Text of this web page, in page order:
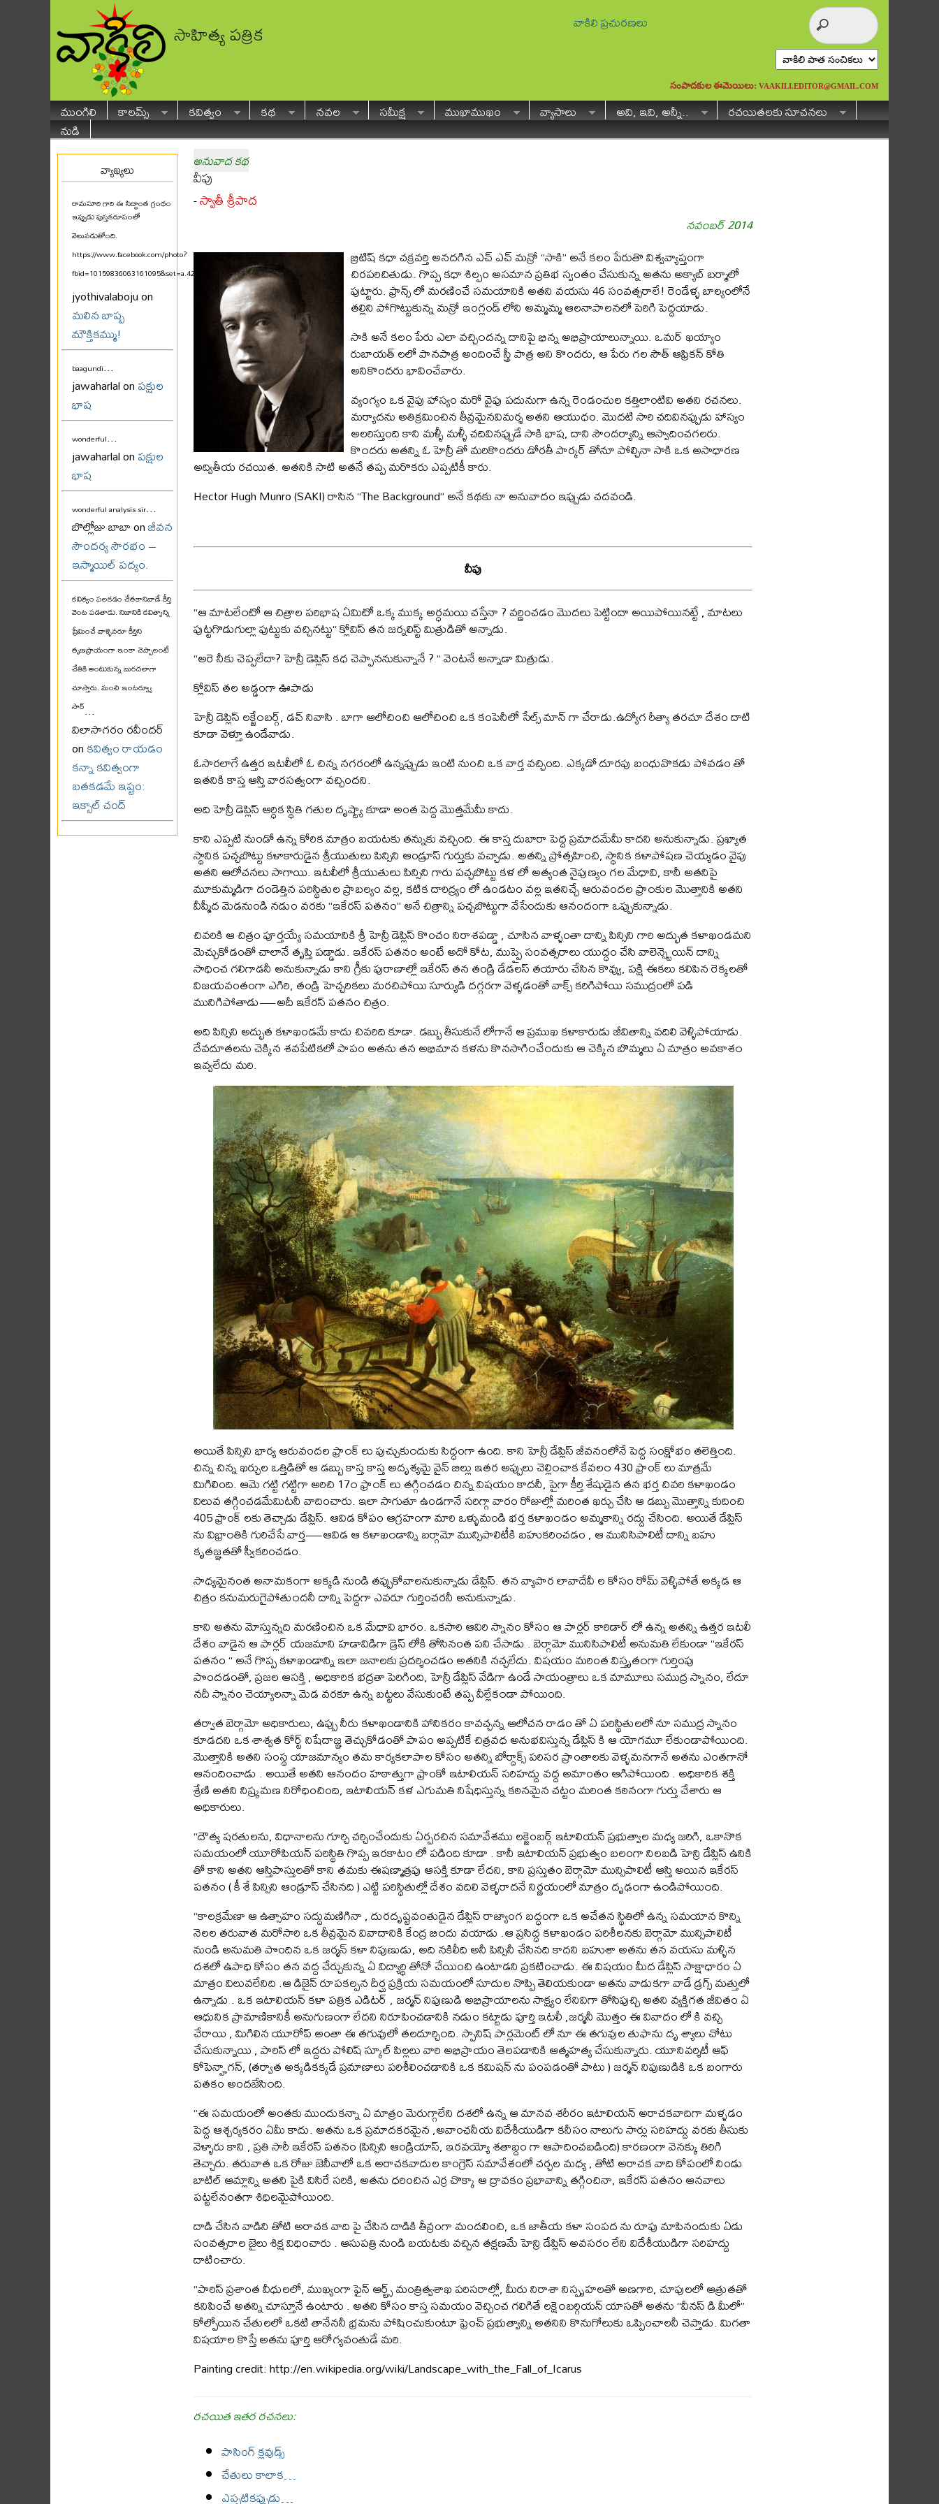
సాహిత్య పత్రిక వాకిలి ప్రచురణలు
సంపాదకుల ఈమెయిలు: VAAKILI.EDITOR@GMAIL.COM
ముంగిలి కాలమ్స్ కవిత్వం కథ నవల సమీక్ష ముఖాముఖం వ్యాసాలు అవి, ఇవి, అన్నీ..
రచయితలకు సూచనలు
నుడి
వ్యాఖ్యలు
రామసూరి గారి ఈ సిద్ధాంత గ్రంథం
ఇప్పుడు పుస్తకరూపంలో
వెలువడుతోంది.
https://www.facebook.com/photo?
fbid=10159836063161095&set=a.425580711094...
jyothivalaboju on
మలిన బాష్ప
మౌక్తికమ్ము!
baagundi...
jawaharlal onపక్షుల
భాష
wonderful...
jawaharlal onపక్షుల
భాష
wonderful analysis sir...
బొల్లోజు బాబా onజీవన
సౌందర్య సౌరభం –
ఇస్మాయిల్ పద్యం.
కవిత్వం పలకడం చేతకానివాడే కీర్తి
వెంట పడతాడు. నిజానికి కవిత్వాన్ని
ప్రేమించే వాళ్ళెవరూ కీర్తిని
తృణప్రాయంగా ఇంకా చెప్పాలంటే
చేతికి అంటుకున్న బురదలాగా
చూస్తారు. మంచి ఇంటర్వ్యూ
సార్...
విలాసాగరం రవీందర్
onకవిత్వం రాయడం
కన్నా కవిత్వంగా
బతకడమే ఇష్టం:
ఇక్బాల్ చంద్
అనువాద కథ
వీపు
-స్వాతీ శ్రీపాద
నవంబర్ 2014
బ్రిటిష్ కధా చక్రవర్తి అనదగిన ఎచ్ ఎచ్ మన్రో “సాకి” అనే కలం పేరుతొ విశ్వవ్యాప్తంగా
చిరపరిచితుడు. గొప్ప కధా శిల్పం అసమాన ప్రతిభ స్వంతం చేసుకున్న అతను అక్యాబ్ బర్మాలో
పుట్టారు. ఫ్రాన్స్ లో మరణించే సమయానికి అతని వయసు 46 సంవత్సరాలే! రెండేళ్ళ బాల్యంలోనే
తల్లిని పోగొట్టుకున్న మన్రో ఇంగ్లండ్ లోని అమ్మమ్మ ఆలనాపాలనలో పెరిగి పెద్దయాడు.
సాకి అనే కలం పేరు ఎలా వచ్చి౦దన్న దానిపై భిన్న అభిప్రాయాలున్నాయి. ఒమర్ ఖయ్యాం
రుబాయత్ లలో పానపాత్ర అందించే స్త్రీ పాత్ర అని కొందరు, ఆ పేరు గల సౌత్ ఆఫ్రికన్ కోతి
అనికొందరు భావించేవారు.
వ్యంగ్యం ఒక వైపు హాస్యం మరో వైపు పదునుగా ఉన్న రెండంచుల కత్తిలాంటివి అతని రచనలు.
మర్యాదను అతిక్రమించిన తీవ్రమైనవిమర్శ అతని ఆయుధం. మొదటి సారి చదివినప్పుడు హాస్యం
అలరిస్తుంది కాని మళ్ళీ మళ్ళీ చదివినప్పుడే సాకి భాష, దాని సౌందర్యాన్ని ఆస్వాదించగలరు.
కొ౦దరు అతన్ని ఓ హెన్రీ తో మరికొందరు డోరతీ పార్కర్ తోనూ పోల్చినా సాకి ఒక అసాధారణ
అద్వితీయ రచయిత. అతనికి సాటి అతనే తప్ప మరొకరు ఎప్పటికీ కారు.
Hector Hugh Munro (SAKI) రాసిన “The Background” అనే కథకు నా అనువాదం ఇప్పుడు చదవండి.
వీపు
“ఆ మాటలే౦టో ఆ చిత్రాల పరిభాష ఏమిటో ఒక్క ముక్క అర్ధమయి చస్తేనా ? వర్ణించడం మొదలు పెట్టిందా అయిపోయినట్టే , మాటలు
పుట్టగొడుగుల్లా పుట్టుకు వచ్చినట్టు“ క్లోవిస్ తన జర్నలిస్ట్ మిత్రుడితో అన్నాడు.
“అరె నీకు చెప్పలేదా? హెన్రీ డెప్లిస్ కధ చెప్పాననుకున్నానే ? “ వెంటనే అన్నాడా మిత్రుడు.
క్లోవిస్ తల అడ్డంగా ఊపాడు
హెన్రీ డెప్లిస్ లక్జే౦బర్గ్, డచ్ నివాసి . బాగా ఆలోచించి ఆలోచించి ఒక కంపెనీలో సేల్స్ మాన్ గా చేరాడు.ఉద్యోగ రీత్యా తరచూ దేశం దాటి
కూడా వెళ్తూ ఉండేవాడు.
ఓసారలాగే ఉత్తర ఇటలీలో ఓ చిన్న నగరంలో ఉన్నప్పుడు ఇంటి నుంచి ఒక వార్త వచ్చింది. ఎక్కడో దూరపు బంధువొకడు పోవడం తో
ఇతనికి కాస్త ఆస్తి వారసత్వంగా వచ్చిందని.
అది హెన్రీ డెప్లిస్ ఆర్ధిక స్థితి గతుల దృష్ట్యా కూడా అంత పెద్ద మొత్తమేమీ కాదు.
కాని ఎప్పటి నుండో ఉన్న కోరిక మాత్రం బయటకు తన్నుకు వచ్చింది. ఈ కాస్త దుబారా పెద్ద ప్రమాదమేమీ కాదని అనుకున్నాడు. ప్రఖ్యాత
స్థానిక పచ్చబొట్టు కళాకారుడైన శ్రీయుతులు పిన్సిని ఆండ్రూస్ గుర్తుకు వచ్చాడు. అతన్ని ప్రోత్సహించి, స్థానిక కళాపోషణ చెయ్యడం వైపు
అతని ఆలోచనలు సాగాయి. ఇటలీలో శ్రీయుతులు పిన్సిని గారు పచ్చబొట్టు కళ లో అత్యంత నైపుణ్యం గల మేధావి, కానీ అతనిపై
మూకుమ్మడిగా దండెత్తిన పరిస్థితుల ప్రాబల్యం వల్ల, కటిక దారిద్ర్యం లో ఉండటం వల్ల ఇతనిచ్చే ఆరువందల ఫ్రా౦కుల మొత్తానికి అతని
వీప్మీద మెడనుండి నడుం వరకు “ఇకేరస్ పతనం” అనే చిత్రాన్ని పచ్చబొట్టుగా వేసేందుకు ఆనందంగా ఒప్పుకున్నాడు.
చివరికి ఆ చిత్రం పూర్తయ్యే సమయానికి శ్రీ హెన్రీ డెప్లిస్ కొంచం నిరాశపడ్డా , చూసిన వాళ్ళంతా దాన్ని పిన్సిని గారి అద్భుత కళాఖండమని
మెచ్చుకోడంతో చాలానే తృప్తి పడ్డాడు. ఇకేరస్ పతనం అంటే అదో కోట, ముప్పై సంవత్సరాలు యుద్ధం చేసి వాలెన్స్టెయిన్ దాన్ని
సాధి౦చ గలిగాడనీ అనుకున్నాడు కాని గ్రీకు పురాణాల్లో ఇకేరస్ తన తండ్రి డేడలస్ తయారు చేసిన కొవ్వు, పక్షి ఈకలు కలిపిన రెక్కలతో
విజయవంతంగా ఎగిరి, తండ్రి హెచ్చరికలు మరచిపోయి సూర్యుడి దగ్గరగా వెళ్ళడంతో వాక్స్ కరిగిపోయి సముద్రంలో పడి
మునిగిపోతాడు—అదీ ఇకేరస్ పతనం చిత్రం.
అది పిన్సిని అద్భుత కళాఖండమే కాదు చివరిది కూడా. డబ్బు తీసుకునే లోగానే ఆ ప్రముఖ కళాకారుడు జీవితాన్ని వదిలి వెళ్ళిపోయాడు.
దేవదూతలను చెక్కిన శవపేటికలో పాపం అతను తన అభిమాన కళను కొనసాగి౦చే౦దుకు ఆ చెక్కిన బొమ్మలు ఏ మాత్రం అవకాశ౦
ఇవ్వలేదు మరి.
అయితే పిన్సిని భార్య ఆరువందల ఫ్రా౦క్ లు పుచ్చుకు౦దుకు సిద్ధంగా ఉంది. కాని హెన్రీ డేప్లిస్ జీవనంలోనే పెద్ద సంక్షోభం తలెత్తి౦ది.
చిన్న చిన్న ఖర్చుల ఒత్తిడితో ఆ డబ్బు కాస్త కాస్త అదృశ్యమై వైన్ బిల్లు ఇతర అప్పులు చెల్లి౦చాక కేవల౦ 430 ఫ్రాంక్ లు మాత్రమే
మిగిలింది. ఆమె గట్టి గట్టిగా అరిచి 17౦ ఫ్రా౦క్ లు తగ్గి౦చడ౦ చిన్న విషయం కాదనీ, పైగా కీర్తి శేషుడైన తన భర్త చివరి కళాఖండం
విలువ తగ్గించడమేమిటనీ వాదించారు. ఇలా సాగుతూ ఉండగానే సరిగ్గా వారం రోజుల్లో మరింత ఖర్చు చేసి ఆ డబ్బు మొత్తాన్ని కుదించి
405 ఫ్రాంక్ లకు తెచ్చాడు డేప్లిస్. ఆవిడ కోపం ఆగ్రహంగా మారి ఒళ్ళుమండి భర్త కళాఖ౦డ౦ అమ్మకాన్ని రద్దు చేసి౦ది. అయితే డేప్లిస్
ను విభ్రా౦తికి గురిచేసే వార్త—ఆవిడ ఆ కళాఖ౦డాన్ని బర్గామో మున్సిపాలిటీకి బహుకరించడం , ఆ మునిసిపాలిటీ దాన్ని బహు
కృతజ్ఞతతో స్వీకరించడం.
సాధ్యమైనంత అనామకంగా అక్కడి నుండి తప్పుకోవాలనుకున్నాడు డేప్లిస్. తన వ్యాపార లావాదేవీ ల కోసం రోమ్ వెళ్ళిపోతే అక్కడ ఆ
చిత్రం కనుమరుగైపోతు౦దనీ దాన్ని పెద్దగా ఎవరూ గుర్తించరనీ అనుకున్నాడు.
కాని అతను మోస్తున్నది మరణించిన ఒక మేధావి భారం. ఒకసారి ఆవిరి స్నానం కోసం ఆ పార్లర్ కారిడార్ లో ఉన్న అతన్ని ఉత్తర ఇటలీ
దేశం వాడైన ఆ పార్లర్ యజమాని హడావిడిగా డ్రెస్ లోకి తోసినంత పని చేసాడు . బెర్గామో మునిసిపాలిటీ అనుమతి లేకుండా “ఇకేరస్
పతనం “ అనే గొప్ప కళాఖండాన్ని ఇలా జనాలకు ప్రదర్శించడం అతనికి నచ్చలేదు. విషయం మరింత విస్తృత౦గా గుర్తింపు
పొందడంతో, ప్రజల ఆసక్తి , అధికారిక భద్రతా పెరిగింది, హెన్రీ డేప్లిస్ వేడిగా ఉండే సాయంత్రాలు ఒక మామూలు సముద్ర స్నానం, లేదూ
నదీ స్నానం చెయ్యాలన్నా మెడ వరకూ ఉన్న బట్టలు వేసుకుంటే తప్ప వీల్లేక౦డా పోయింది.
తర్వాత బెర్గామో అధికారులు, ఉప్పు నీరు కళాఖండానికి హానికరం కావచ్చన్న ఆలోచన రాడం తో ఏ పరిస్థితులలో నూ సముద్ర స్నానం
కూడదని ఒక శాశ్వత కోర్ట్ నిషేదాజ్ఞ తెచ్చుకోడంతో పాపం అప్పటికే చిత్రవధ అనుభవిస్తున్న డేప్లిస్ కి ఆ యోగమూ లేకు౦డాపోయి౦ది.
మొత్తానికి అతని సంస్థ యాజమాన్యం తమ కార్యకలాపాల కోసం అతన్ని బోర్దాక్స్ పరిసర ప్రాంతాలకు వెళ్ళమనగానే అతను ఎంతగానో
ఆనందించాడు . అయితే అతని ఆనందం హఠాత్తుగా ఫ్రాంకో ఇటాలియన్ సరిహద్దు వద్ద అమాంతం ఆగిపోయింది . అధికారిక శక్తి
శ్రేణి అతని నిష్క్రమణ నిరోధించింది, ఇటాలియన్ కళ ఎగుమతి నిషేధిస్తున్న కఠినమైన చట్టం మరింత కఠినంగా గుర్తు చేశారు ఆ
అధికారులు.
“దౌత్య షరతులను, విధానాలను గూర్చి చర్చించేందుకు ఏర్పరచిన సమావేశము లక్జెంబర్గ్ ఇటాలియన్ ప్రభుత్వాల మధ్య జరిగి, ఒకానొక
సమయంలో యూరోపియన్ పరిస్థితి గొప్ప ఇరకాటం లో పడింది కూడా . కానీ ఇటాలియన్ ప్రభుత్వం బలంగా నిలబడి హెన్రి డేప్లిస్ ఉనికి
తో కాని అతని ఆస్తిపాస్తులతో కాని తమకు ఈషణ్మాత్రపు ఆసక్తి కూడా లేదని, కాని ప్రస్తుతం బెర్గామో మున్సిపాలిటీ ఆస్తి అయిన ఇకేరస్
పతనం ( కీ శే పిన్సిని ఆండ్రూస్ చేసినది ) ఎట్టి పరిస్థితుల్లో దేశం వదిలి వెళ్ళరాదనే నిర్ణయంలో మాత్రం దృఢ౦గా ఉ౦డిపోయి౦ది.
“కాలక్రమేణా ఆ ఉత్సాహం సద్దుమణిగినా , దురదృష్టవ౦తుడైన డేప్లిస్ రాజ్యాంగ బద్ధంగా ఒక అచేతన స్థితిలో ఉన్న సమయాన కొన్ని
నెలల తరువాత మరోసారి ఒక తీవ్రమైన వివాదానికి కేంద్ర బి౦దు వయాడు .ఆ ప్రసిద్ధ కళాఖండ౦ పరిశీలనకు బెర్గామో మున్సిపాలిటీ
నుండి అనుమతి పొందిన ఒక జర్మన్ కళా నిపుణుడు, అది నకిలీది అనీ పిన్సినీ చేసినది కాదని బహుశా అతను తన వయసు మళ్ళిన
దశలో ఉపాధి కోసం తన వద్ద చేర్చుకున్న ఏ విద్యార్థి తోనో చేయించి ఉంటాడని ప్రకటించాడు. ఈ విషయం మీద డేప్లిస్ సాక్షాధారం ఏ
మాత్రం విలువలేనిది .ఆ డిజైన్ రూపకల్పన దీర్ఘ ప్రక్రియ సమయంలో సూదుల నొప్పి తెలియకుండా అతను వాడుకగా వాడే డ్రగ్స్ మత్తులో
ఉన్నాడు . ఒక ఇటాలియన్ కళా పత్రిక ఎడిటర్ , జర్మన్ నిపుణుడి అభిప్రాయాలను సాక్ష్యం లేనివిగా తోసిపుచ్చి అతని వ్యక్తిగత జీవితం ఏ
ఆధునిక ప్రామాణికానికీ అనుగుణంగా లేదని నిరూపించడానికి నడుం కట్టాడు పూర్తి ఇటలీ ,జర్మనీ మొత్తం ఈ వివాదం లో కి వచ్చి
చేరాయి , మిగిలిన యూరోప్ అంతా ఈ తగువులో తలదూర్చి౦ది. స్పానిష్ పార్లమెంట్ లో నూ ఈ తగువుల తుఫాను దృ శ్యాలు చోటు
చేసుకున్నాయి , పారిస్ లో ఇద్దరు పోలిష్ స్కూల్ పిల్లలు వారి అభిప్రాయం తెలపడానికి ఆత్మహత్య చేసుకున్నారు. యూనివర్శిటీ ఆఫ్
కోపెన్హాగన్, (తర్వాత అక్కడికక్కడే ప్రమాణాలు పరిశీలించడానికి ఒక కమిషన్ ను పంపడంతో పాటు ) జర్మన్ నిపుణుడికి ఒక బంగారు
పతకం అందజేసి౦ది.
“ఈ సమయంలో అంతకు ముందుకన్నా ఏ మాత్రం మెరుగ్గాలేని దశలో ఉన్న ఆ మానవ శరీరం ఇటాలియన్ అరాచకవాదిగా మళ్ళడం
పెద్ద ఆశ్చర్యకరం ఏమీ కాదు. అతను ఒక ప్రమాదకరమైన ,అవాంఛనీయ విదేశీయుడిగా కనీసం నాలుగు సార్లు సరిహద్దు వరకు తీసుకు
వెళ్ళారు కాని , ప్రతి సారీ ఇకేరస్ పతనం (పిన్సిని ఆండ్రియాస్, ఇరవయ్యో శతాబ్దం గా ఆపాదించబడింది) కారణంగా వెనక్కు తిరిగి
తెచ్చారు. తరువాత ఒక రోజు జెనీవాలో ఒక అరాచకవాదుల కాంగ్రెస్ సమావేశంలో చర్చల మధ్య , తోటి అరాచక వాది కోపంలో నిండు
బాటిల్ ఆమ్లాన్ని అతని పైకి విసిరే సరికి, అతను ధరించిన ఎర్ర చొక్కా ఆ ద్రావకం ప్రభావాన్ని తగ్గించినా, ఇకేరస్ పతనం ఆనవాలు
పట్టలేనంతగా శిధిలమైపోయింది.
దాడి చేసిన వాడిని తోటి అరాచక వాది పై చేసిన దాడికి తీవ్రంగా మందలించి, ఒక జాతీయ కళా సంపద ను రూపు మాపినందుకు ఏడు
సంవత్సరాల జైలు శిక్ష విధించారు . ఆసుపత్రి నుండి బయటకు వచ్చిన తక్షణమే హెన్రి డేప్లిస్ అవసరం లేని విదేశీయుడిగా సరిహద్దు
దాటించారు.
“పారిస్ ప్రశాంత వీధులలో, ముఖ్యంగా ఫైన్ ఆర్ట్స్ మంత్రిత్వశాఖ పరిసరాల్లో, మీరు నిరాశా నిస్పృహలతో అణగారి, చూపులలో ఆత్రుతతో
కనిపించే అతన్ని చూస్తూనే ఉంటారు . అతని కోసం కాస్త సమయం వెచ్చి౦చ గలిగితే లక్షె౦బర్గియన్ యాసతో అతను “వీనస్ డి మీలో”
కోల్పోయిన చేతులలో ఒకటి తానేననీ భ్రమను పోషి౦చుకుంటూ ఫ్రెంచ్ ప్రభుత్వాన్ని అతనిని కొనుగోలుకు ఒప్పించాలనీ చెప్తాడు. మిగతా
విషయాల కొస్తే అతను పూర్తి ఆరోగ్యవంతుడే మరి.
Painting credit: http://en.wikipedia.org/wiki/Landscape_with_the_Fall_of_Icarus
రచయిత ఇతర రచనలు:
పాసింగ్ క్లవుడ్స్
చేతులు కాలాక…
ఎప్పటికప్పుడు…